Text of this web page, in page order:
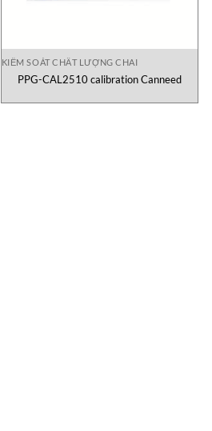
KIỂM SOÁT CHẤT LƯỢNG CHAI
PPG-CAL2510 calibration Canneed